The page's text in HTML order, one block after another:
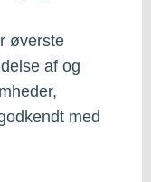
øverste
af og
med